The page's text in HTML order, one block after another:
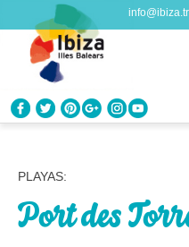
GENIESSEN SIE IBIZA
PLAYAS:
Port des